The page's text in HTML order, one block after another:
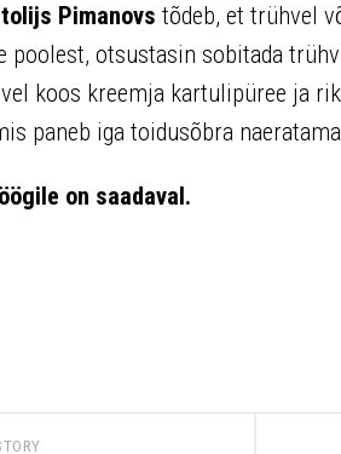
Pimanovs tõdeb, et trühvel
poolest, otsustasin sobitada
koos kreemja kartulipüree ja
paneb iga toidusõbra
on saadaval.